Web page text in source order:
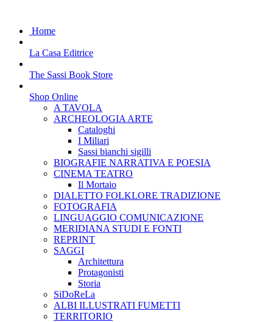
Home
La Casa Editrice
The Sassi Book Store
Shop Online
A TAVOLA
ARCHEOLOGIA ARTE
Cataloghi
I Miliari
Sassi bianchi sigilli
BIOGRAFIE NARRATIVA E POESIA
CINEMA TEATRO
Il Mortaio
DIALETTO FOLKLORE TRADIZIONE
FOTOGRAFIA
LINGUAGGIO COMUNICAZIONE
MERIDIANA STUDI E FONTI
REPRINT
SAGGI
Architettura
Protagonisti
Storia
SiDoReLa
ALBI ILLUSTRATI FUMETTI
TERRITORIO